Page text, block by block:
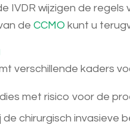
IVDR wijzigen de
deCCMO kunt u
verschillende kaders
met risico voor de
de chirurgisch invasieve